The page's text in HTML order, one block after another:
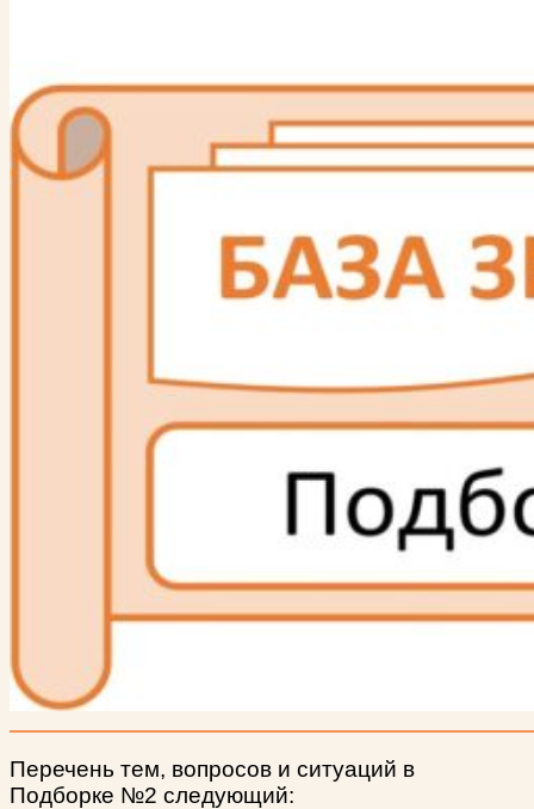
Перечень тем, вопросов и ситуаций в
Подборке №2 следующий: